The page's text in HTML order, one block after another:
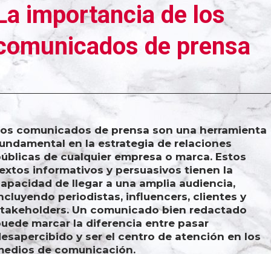
importancia de los
de prensa
comunicados de prensa son una herramienta
en la estrategia de relaciones
de cualquier empresa o marca. Estos
informativos y persuasivos tienen la
de llegar a una amplia audiencia,
periodistas, influencers, clientes y
Un comunicado bien redactado
marcar la diferencia entre pasar
y ser el centro de atención en los
de comunicación.